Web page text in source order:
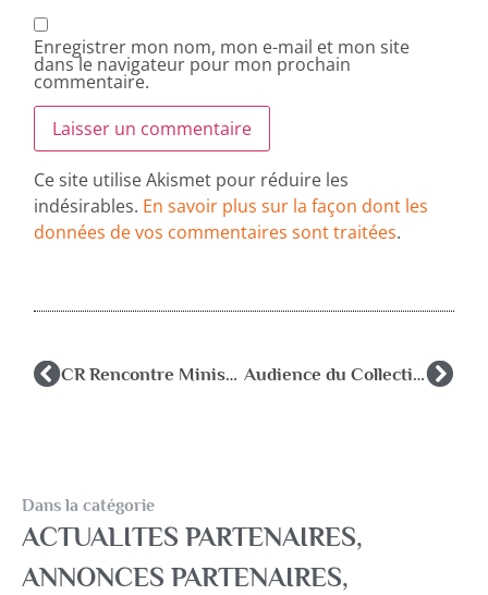
Enregistrer mon nom, mon e-mail et mon site
dans le navigateur pour mon prochain
commentaire.
Ce site utilise Akismet pour réduire les
indésirables. En savoir plus sur la façon dont les
données de vos commentaires sont traitées.
CR Rencontre Ministère/Collectif RASED 24 avril 2025 Audience du Collectif national RASED
Dans la catégorie
ACTUALITES PARTENAIRES,
ANNONCES PARTENAIRES,